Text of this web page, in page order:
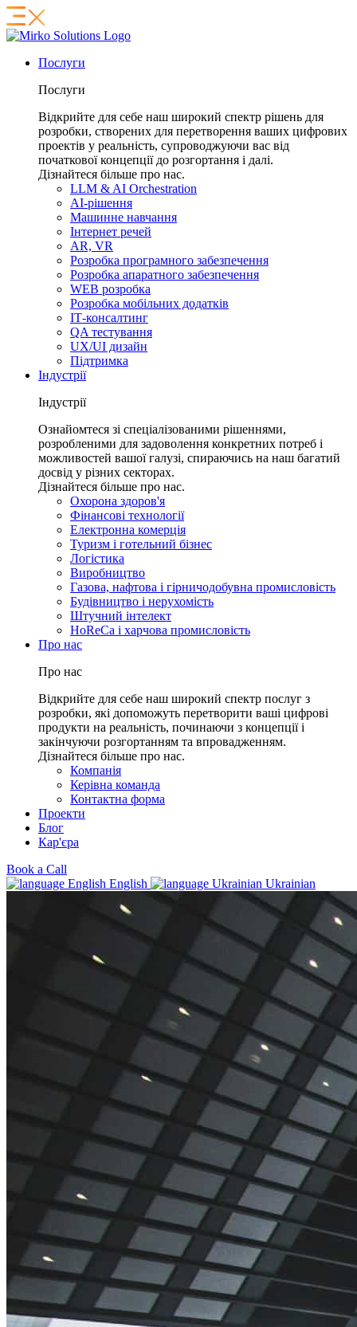
Послуги
Послуги
Відкрийте для себе наш широкий спектр рішень для
розробки, створених для перетворення ваших цифрових
проектів у реальність, супроводжуючи вас від
початкової концепції до розгортання і далі.
Дізнайтеся більше про нас.
LLM & AI Orchestration
AI-рішення
Машинне навчання
Інтернет речей
AR, VR
Розробка програмного забезпечення
Розробка апаратного забезпечення
WEB розробка
Розробка мобільних додатків
ІТ-консалтинг
QA тестування
UX/UI дизайн
Підтримка
Індустрії
Індустрії
Ознайомтеся зі спеціалізованими рішеннями,
розробленими для задоволення конкретних потреб і
можливостей вашої галузі, спираючись на наш багатий
досвід у різних секторах.
Дізнайтеся більше про нас.
Охорона здоров'я
Фінансові технології
Електронна комерція
Туризм і готельний бізнес
Логістика
Виробництво
Газова, нафтова і гірничодобувна промисловість
Будівництво і нерухомість
Штучний інтелект
HoReCa і харчова промисловість
Про нас
Про нас
Відкрийте для себе наш широкий спектр послуг з
розробки, які допоможуть перетворити ваші цифрові
продукти на реальність, починаючи з концепції і
закінчуючи розгортанням та впровадженням.
Дізнайтеся більше про нас.
Компанія
Керівна команда
Контактна форма
Проекти
Блог
Кар'єра
Book a Call
English
Ukrainian